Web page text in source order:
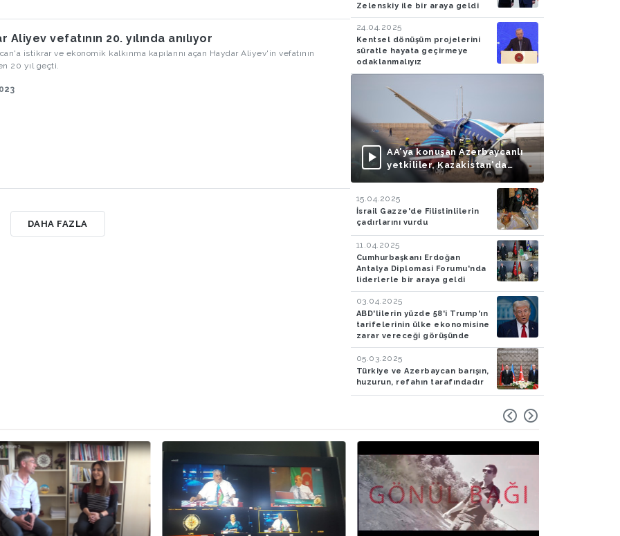
Aliyev vefatının 20. yılında anılıyor
istikrar ve ekonomik kalkınma kapılarını açan Haydar Aliyev'in vefatının
20 yıl geçti.
DAHA FAZLA
Zelenskiy ile bir araya geldi
24.04.2025
Kentsel dönüşüm projelerini
süratle hayata geçirmeye
odaklanmalıyız
AA'ya konuşan Azerbaycanlı
yetkililer, Kazakistan'da
düşen uçağın Rus füzesiyle
doğruladı
15.04.2025
İsrail Gazze'de Filistinlilerin
çadırlarını vurdu
11.04.2025
Cumhurbaşkanı Erdoğan
Antalya Diplomasi Forumu'nda
liderlerle bir araya geldi
03.04.2025
ABD'lilerin yüzde 58'i Trump'ın
tarifelerinin ülke ekonomisine
zarar vereceği görüşünde
05.03.2025
Türkiye ve Azerbaycan barışın,
huzurun, refahın tarafındadır